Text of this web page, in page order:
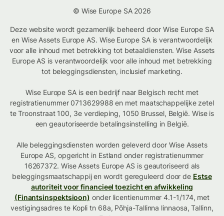
© Wise Europe SA 2026
Deze website wordt gezamenlijk beheerd door Wise Europe SA
en Wise Assets Europe AS. Wise Europe SA is verantwoordelijk
voor alle inhoud met betrekking tot betaaldiensten. Wise Assets
Europe AS is verantwoordelijk voor alle inhoud met betrekking
tot beleggingsdiensten, inclusief marketing.
Wise Europe SA is een bedrijf naar Belgisch recht met
registratienummer 0713629988 en met maatschappelijke zetel
te Troonstraat 100, 3e verdieping, 1050 Brussel, België. Wise is
een geautoriseerde betalingsinstelling in België.
Alle beleggingsdiensten worden geleverd door Wise Assets
Europe AS, opgericht in Estland onder registratienummer
16267372. Wise Assets Europe AS is geautoriseerd als
beleggingsmaatschappij en wordt gereguleerd door de Estse
autoriteit voor financieel toezicht en afwikkeling
(Finantsinspektsioon) onder licentienummer 4.1-1/174, met
vestigingsadres te Kopli tn 68a, Põhja-Tallinna linnaosa, Tallinn,